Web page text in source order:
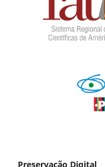
Preservação Digital